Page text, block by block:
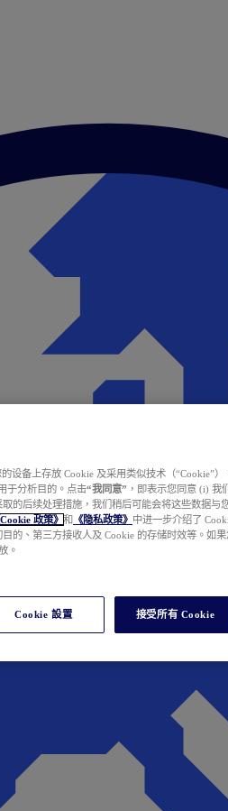
设备上存放 Cookie 及采用类似技术（“Cookie”
于分析目的。点击“我同意” ，即表示您同意 (i) 我
的后续处理措施，我们稍后可能会将这些数据与
Cookie 政策》 和 《隐私政策》 中进一步介绍了
的、第三方接收人及 Cookie 的存储时效等。如
。
Cookie 設置 接受所有 Cookie